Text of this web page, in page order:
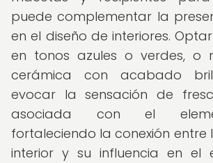
puede complementar la
en el diseño de interiores.
en tonos azules o verdes, o
cerámica con acabado
evocar la sensación de
asociada con el
fortaleciendo la conexión entre
interior y su influencia en el